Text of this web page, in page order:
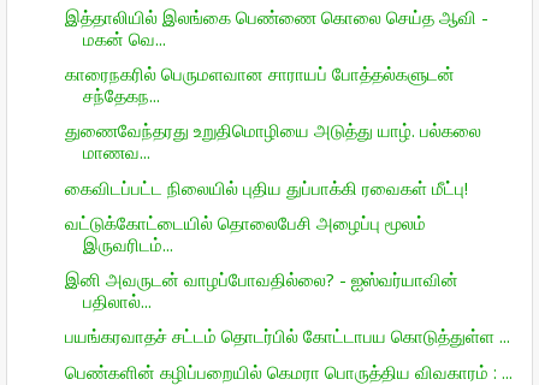
இத்தாலியில் இலங்கை பெண்ணை கொலை செய்த ஆவி -
மகன் வெ...
காரைநகரில் பெருமளவான சாராயப் போத்தல்களுடன்
சந்தேகந...
துணைவேந்தரது உறுதிமொழியை அடுத்து யாழ். பல்கலை
மாணவ...
கைவிடப்பட்ட நிலையில் புதிய துப்பாக்கி ரவைகள் மீட்பு!
வட்டுக்கோட்டையில் தொலைபேசி அழைப்பு மூலம்
இருவரிடம்...
இனி அவருடன் வாழப்போவதில்லை? - ஐஸ்வர்யாவின்
பதிலால்...
பயங்கரவாதச் சட்டம் தொடர்பில் கோட்டாபய கொடுத்துள்ள ...
பெண்களின் கழிப்பறையில் கெமரா பொருத்திய விவகாரம் : ...